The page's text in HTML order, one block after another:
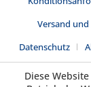
Versand
Datenschutz
Diese